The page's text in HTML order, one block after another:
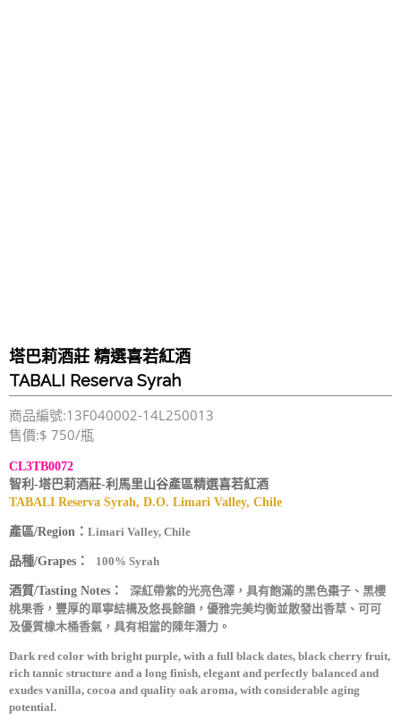
塔巴莉酒莊 精選喜若紅酒
TABALI Reserva Syrah
商品編號:13F040002-14L250013
售價:$ 750/瓶
CL3TB0072
智利-塔巴莉酒莊-利馬里山谷產區精選喜若紅酒
TABALI Reserva Syrah, D.O. Limari Valley, Chile
產區/Region： Limari Valley, Chile
品種/Grapes： 100% Syrah
酒質/Tasting Notes：
深紅帶紫的光亮色澤，具有飽滿的黑色棗子、黑櫻
桃果香，豐厚的單寧結構及悠長餘韻，優雅完美均衡並散發出香草、可可
及優質橡木桶香氣，具有相當的陳年潛力。
Dark red color with bright purple, with a full black dates, black cherry fruit,
rich tannic structure and a long finish, elegant and perfectly balanced and
exudes vanilla, cocoa and quality oak aroma, with considerable aging
potential.